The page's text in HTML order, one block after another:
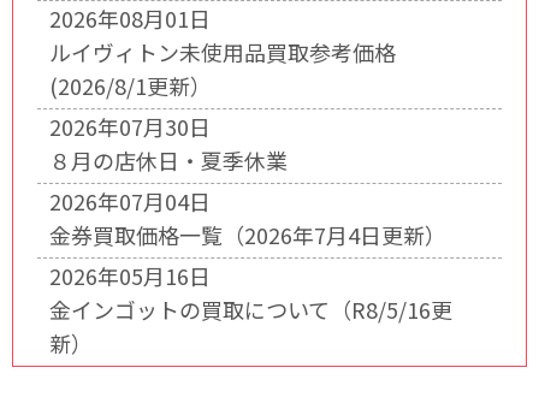
2026年08月01日
ルイヴィトン未使用品買取参考価格
(2026/8/1更新）
2026年07月30日
８月の店休日・夏季休業
2026年07月04日
金券買取価格一覧（2026年7月4日更新）
2026年05月16日
金インゴットの買取について（R8/5/16更
新）